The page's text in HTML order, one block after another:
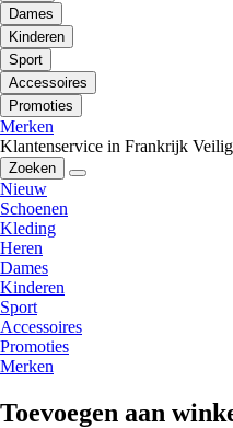
Dames
Kinderen
Sport
Accessoires
Promoties
Merken
Klantenservice in Frankrijk
Zoeken
Nieuw
Schoenen
Kleding
Heren
Dames
Kinderen
Sport
Accessoires
Promoties
Merken
Toevoegen aan